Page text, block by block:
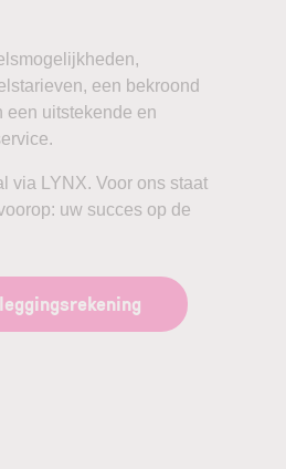
een bekroond
een uitstekende en
via LYNX. Voor ons staat
uw succes op de